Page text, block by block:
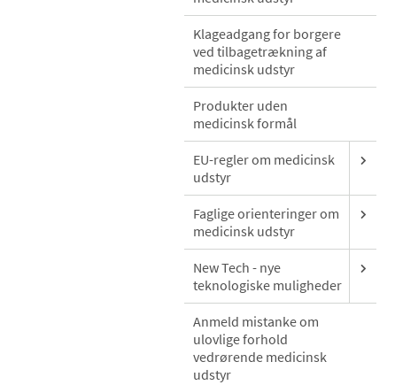
Klageadgang for borgere
ved tilbagetrækning af
medicinsk udstyr
Produkter uden
medicinsk formål
EU-regler om medicinsk
udstyr
Faglige orienteringer om
medicinsk udstyr
New Tech - nye
teknologiske muligheder
Anmeld mistanke om
ulovlige forhold
vedrørende medicinsk
udstyr